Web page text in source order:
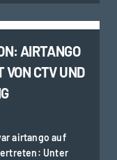
AIRTANGO
VON CTV UND
airtango auf
Unter